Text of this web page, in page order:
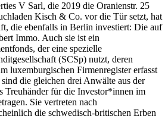
V Sarl, die 2019 die Oranienstr. 25
Kisch & Co. vor die Tür setzt, hat
die ebenfalls in Berlin investiert: Die auf
Immo. Auch sie ist ein
der eine spezielle
(SCSp) nutzt, deren
luxemburgischen Firmenregister erfasst
die gleichen drei Anwälte aus der
Treuhänder für die Investor*innen im
Sie vertreten nach
die schwedisch-britischen Erben